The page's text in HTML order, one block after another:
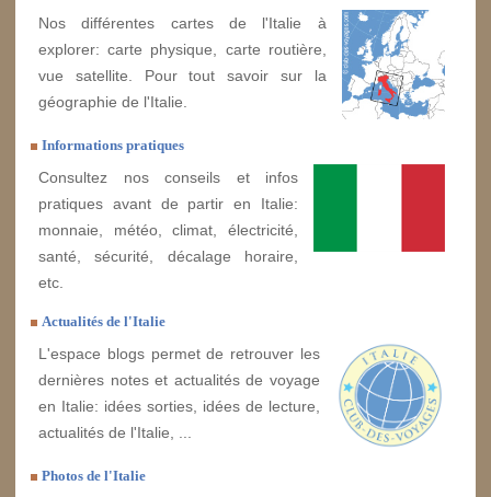
Nos différentes cartes de l'Italie à
explorer: carte physique, carte routière,
vue satellite. Pour tout savoir sur la
géographie de l'Italie.
Informations pratiques
Consultez nos conseils et infos
pratiques avant de partir en Italie:
monnaie, météo, climat, électricité,
santé, sécurité, décalage horaire,
etc.
Actualités de l'Italie
L'espace blogs permet de retrouver les
dernières notes et actualités de voyage
en Italie: idées sorties, idées de lecture,
actualités de l'Italie, ...
Photos de l'Italie